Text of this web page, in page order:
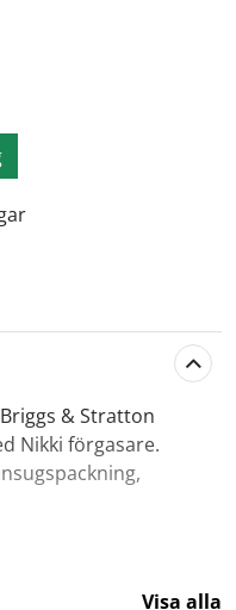
& Stratton
Nikki förgasare.
Visa alla